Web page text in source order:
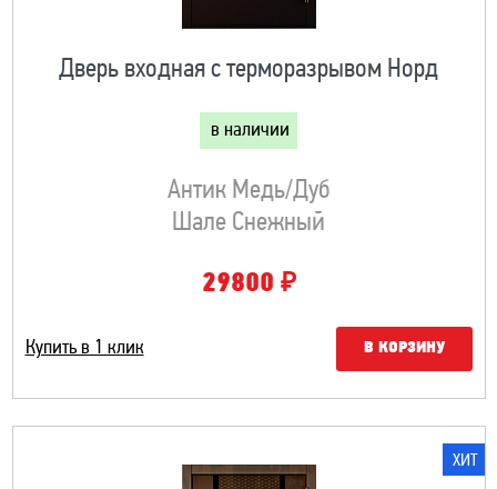
Дверь входная с терморазрывом Норд
в наличии
Антик Медь/Дуб
Шале Снежный
29800 ₽
Купить в 1 клик В КОРЗИНУ
ХИТ